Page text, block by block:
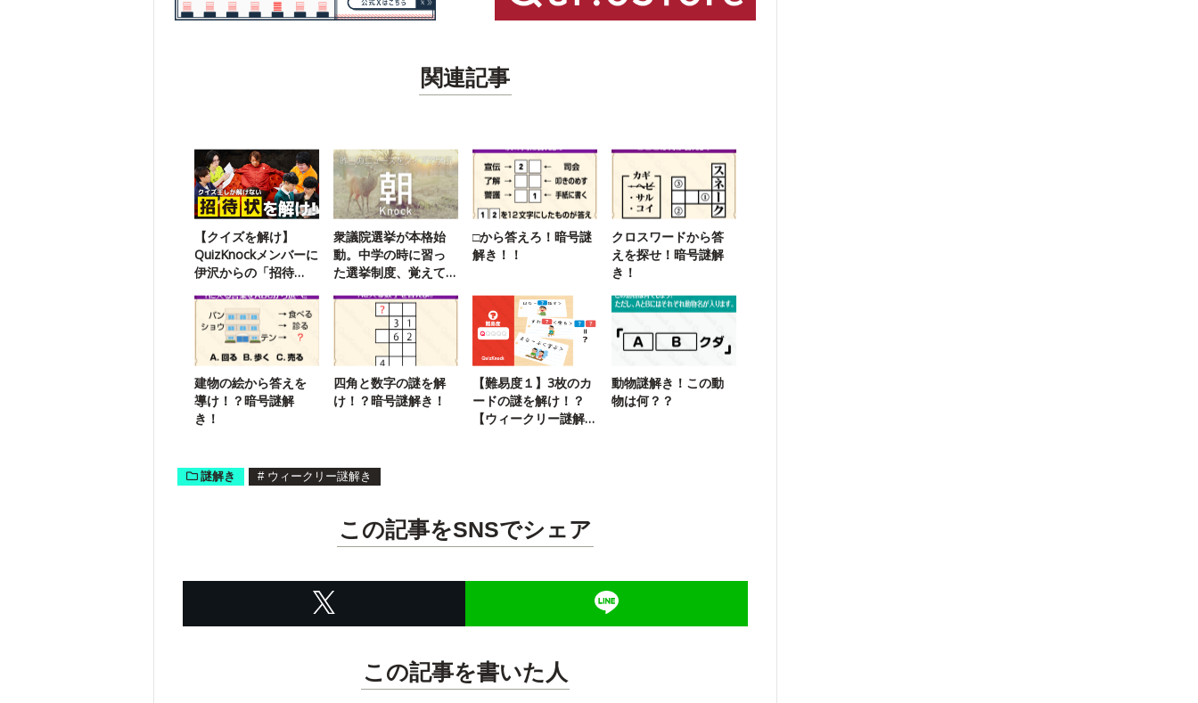
関連記事
【クイズを解け】
QuizKnockメンバーに
伊沢からの「招待
す
衆議院選挙が本格始
動。中学の時に習っ
た選挙制度、覚えて
□から答えろ！暗号謎
解き！！
クロスワードから答
えを探せ！暗号謎解
き！
建物の絵から答えを
導け！？暗号謎解
き！
四角と数字の謎を解
け！？暗号謎解き！
【難易度１】3枚のカ
ードの謎を解け！？
【ウィークリー謎解
動物謎解き！この動
物は何？？
謎解き # ウィークリー謎解き
この記事をSNSでシェア
この記事を書いた人